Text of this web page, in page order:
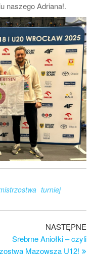
naszego Adriana!.
turniej
NASTĘPNE
Srebrne Aniołki – czyli
Mazowsza U12!